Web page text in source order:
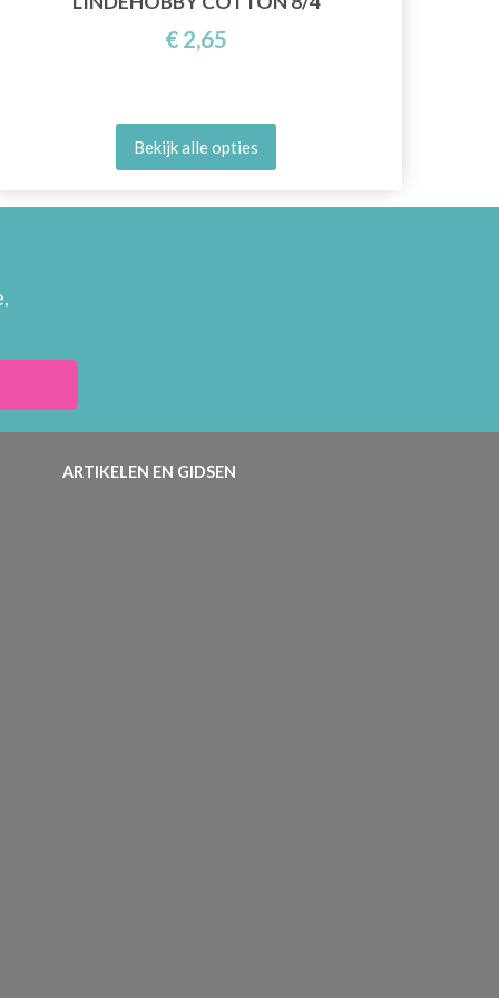
€ 2,65
Bekijk alle opties
ARTIKELEN EN GIDSEN